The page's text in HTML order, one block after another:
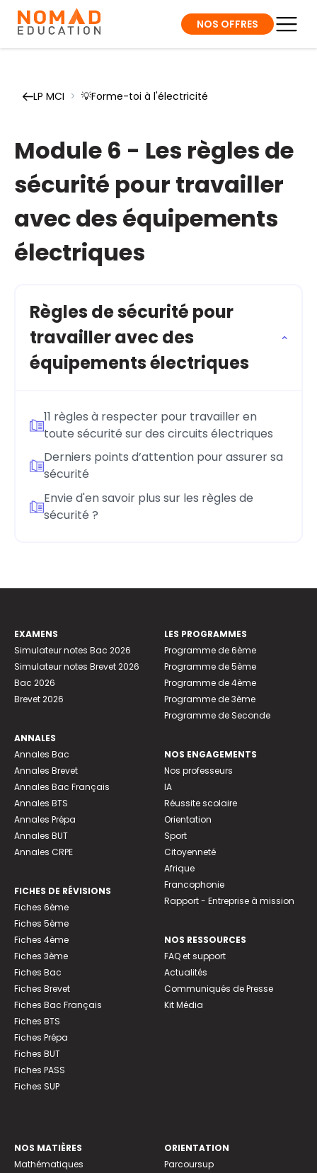
NOS OFFRES
LP MCI > 💡Forme-toi à l'électricité
Module 6 - Les règles de
sécurité pour travailler
avec des équipements
électriques
Règles de sécurité pour
travailler avec des
équipements électriques
11 règles à respecter pour travailler en
toute sécurité sur des circuits électriques
Derniers points d’attention pour assurer sa
sécurité
Envie d'en savoir plus sur les règles de
sécurité ?
EXAMENS
Simulateur notes Bac 2026
Simulateur notes Brevet 2026
Bac 2026
Brevet 2026
ANNALES
Annales Bac
Annales Brevet
Annales Bac Français
Annales BTS
Annales Prépa
Annales BUT
Annales CRPE
FICHES DE RÉVISIONS
Fiches 6ème
Fiches 5ème
Fiches 4ème
Fiches 3ème
Fiches Bac
Fiches Brevet
Fiches Bac Français
Fiches BTS
Fiches Prépa
Fiches BUT
Fiches PASS
Fiches SUP
LES PROGRAMMES
Programme de 6ème
Programme de 5ème
Programme de 4ème
Programme de 3ème
Programme de Seconde
NOS ENGAGEMENTS
Nos professeurs
IA
Réussite scolaire
Orientation
Sport
Citoyenneté
Afrique
Francophonie
Rapport - Entreprise à mission
NOS RESSOURCES
FAQ et support
Actualités
Communiqués de Presse
Kit Média
NOS MATIÈRES
Mathématiques
ORIENTATION
Parcoursup